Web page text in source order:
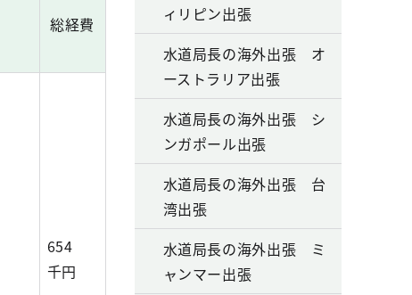
総経費
654
千円
ィリピン出張
水道局長の海外出張 オ
ーストラリア出張
水道局長の海外出張 シ
ンガポール出張
水道局長の海外出張 台
湾出張
水道局長の海外出張 ミ
ャンマー出張